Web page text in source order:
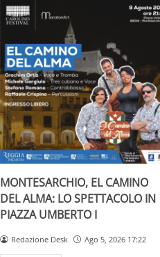
MONTESARCHIO, EL CAMINO
DEL ALMA: LO SPETTACOLO IN
PIAZZA UMBERTO I
Redazione Desk Ago 5, 2026 17:22